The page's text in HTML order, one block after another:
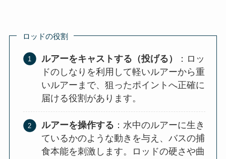
ロッドの役割
ルアーをキャストする（投げる）
：ロッ
ドのしなりを利用して軽いルアーから重
いルアーまで、狙ったポイントへ正確に
届ける役割があります。
ルアーを操作する ：水中のルアーに生き
ているかのような動きを与え、バスの捕
食本能を刺激します。ロッドの硬さや曲